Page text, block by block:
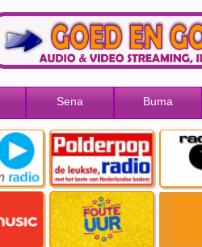
Sena Buma